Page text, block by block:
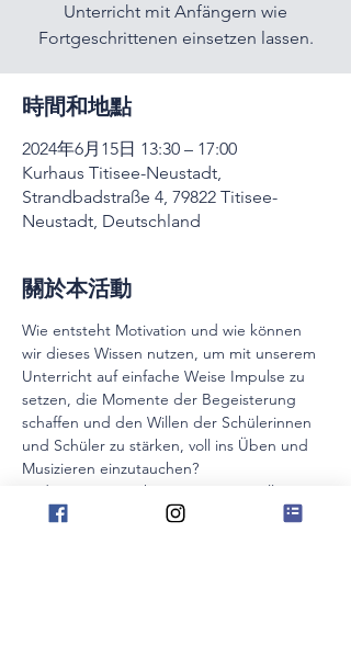
Unterricht mit Anfängern wie
Fortgeschrittenen einsetzen lassen.
時間和地點
2024年6月15日 13:30 – 17:00
Kurhaus Titisee-Neustadt,
Strandbadstraße 4, 79822 Titisee-
Neustadt, Deutschland
關於本活動
Wie entsteht Motivation und wie können
wir dieses Wissen nutzen, um mit unserem
Unterricht auf einfache Weise Impulse zu
setzen, die Momente der Begeisterung
schaffen und den Willen der Schülerinnen
und Schüler zu stärken, voll ins Üben und
Musizieren einzutauchen?
In diesem Kompaktseminar von «Voll
motiviert» liegt der Fokus auf Lernen im